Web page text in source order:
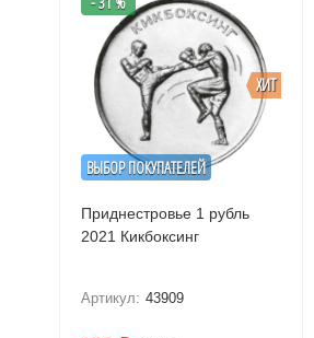
ВЫБОР ПОКУПАТЕЛЕЙ
ХИТ
Приднестровье 1 рубль
2021 Кикбоксинг
Артикул: 43909